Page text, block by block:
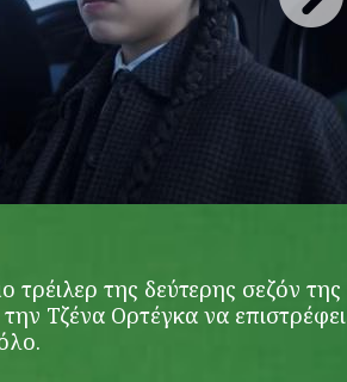
της δεύτερης σεζόν της
Τζένα Ορτέγκα να επιστρέφει